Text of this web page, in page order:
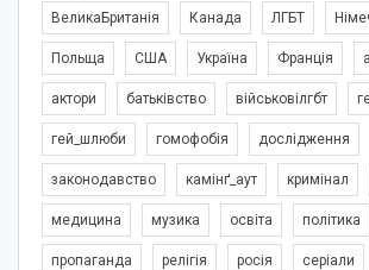
ВеликаБританія Канада ЛГБТ
Польща США Україна Франція
актори батьківство військовілгбт
гей_шлюби гомофобія дослідження
законодавство камінґ_аут кримінал
медицина музика освіта політика
пропаганда релігія росія серіали